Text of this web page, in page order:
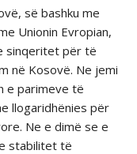
së bashku me
Unionin Evropian,
sinqeritet për të
në Kosovë. Ne jemi
e parimeve të
llogaridhënies për
Ne e dimë se e
stabilitet të